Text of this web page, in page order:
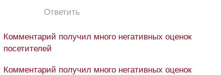
Ответить
Комментарий получил много негативных оценок
посетителей
Комментарий получил много негативных оценок